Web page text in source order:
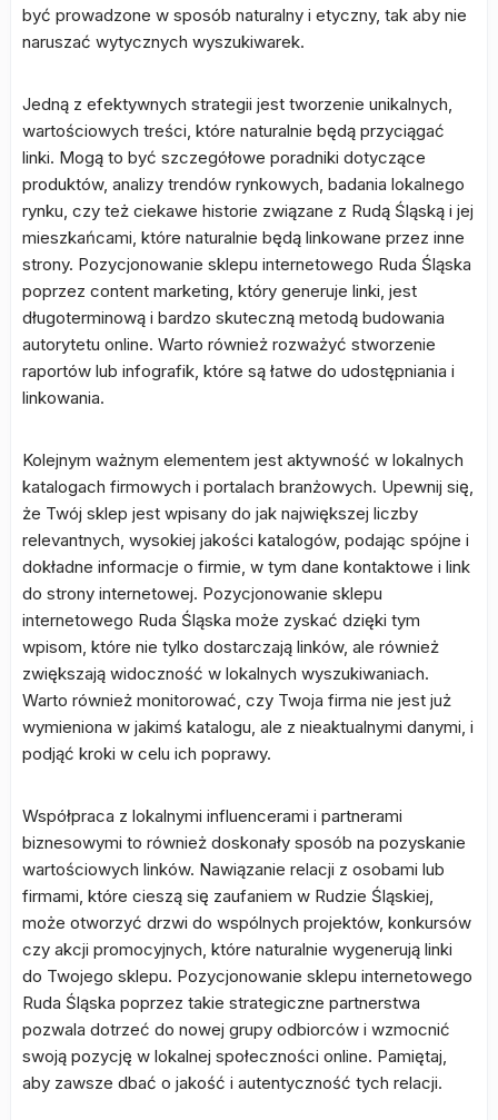
być prowadzone w sposób naturalny i etyczny, tak aby nie
naruszać wytycznych wyszukiwarek.
Jedną z efektywnych strategii jest tworzenie unikalnych,
wartościowych treści, które naturalnie będą przyciągać
linki. Mogą to być szczegółowe poradniki dotyczące
produktów, analizy trendów rynkowych, badania lokalnego
rynku, czy też ciekawe historie związane z Rudą Śląską i jej
mieszkańcami, które naturalnie będą linkowane przez inne
strony. Pozycjonowanie sklepu internetowego Ruda Śląska
poprzez content marketing, który generuje linki, jest
długoterminową i bardzo skuteczną metodą budowania
autorytetu online. Warto również rozważyć stworzenie
raportów lub infografik, które są łatwe do udostępniania i
linkowania.
Kolejnym ważnym elementem jest aktywność w lokalnych
katalogach firmowych i portalach branżowych. Upewnij się,
że Twój sklep jest wpisany do jak największej liczby
relevantnych, wysokiej jakości katalogów, podając spójne i
dokładne informacje o firmie, w tym dane kontaktowe i link
do strony internetowej. Pozycjonowanie sklepu
internetowego Ruda Śląska może zyskać dzięki tym
wpisom, które nie tylko dostarczają linków, ale również
zwiększają widoczność w lokalnych wyszukiwaniach.
Warto również monitorować, czy Twoja firma nie jest już
wymieniona w jakimś katalogu, ale z nieaktualnymi danymi, i
podjąć kroki w celu ich poprawy.
Współpraca z lokalnymi influencerami i partnerami
biznesowymi to również doskonały sposób na pozyskanie
wartościowych linków. Nawiązanie relacji z osobami lub
firmami, które cieszą się zaufaniem w Rudzie Śląskiej,
może otworzyć drzwi do wspólnych projektów, konkursów
czy akcji promocyjnych, które naturalnie wygenerują linki
do Twojego sklepu. Pozycjonowanie sklepu internetowego
Ruda Śląska poprzez takie strategiczne partnerstwa
pozwala dotrzeć do nowej grupy odbiorców i wzmocnić
swoją pozycję w lokalnej społeczności online. Pamiętaj,
aby zawsze dbać o jakość i autentyczność tych relacji.